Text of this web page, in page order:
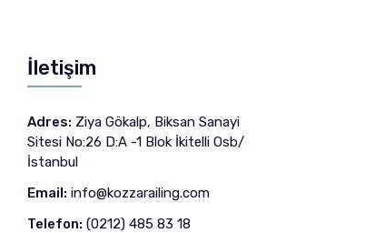
İletişim
Adres: Ziya Gökalp, Biksan Sanayi
Sitesi No:26 D:A -1 Blok İkitelli Osb/
İstanbul
Email: info@kozzarailing.com
Telefon: (0212) 485 83 18